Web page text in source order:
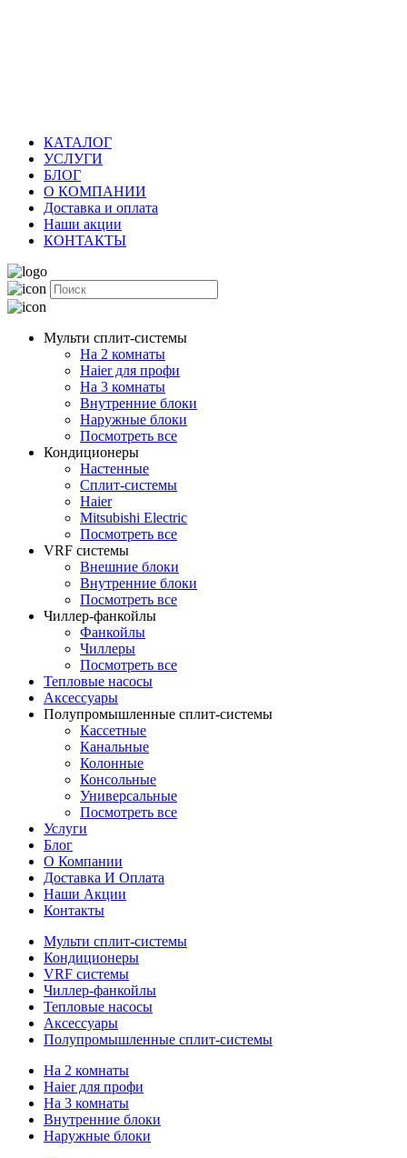
КАТАЛОГ
УСЛУГИ
БЛОГ
О КОМПАНИИ
Доставка и оплата
Наши акции
КОНТАКТЫ
Мульти сплит-системы
На 2 комнаты
Haier для профи
На 3 комнаты
Внутренние блоки
Наружные блоки
Посмотреть все
Кондиционеры
Настенные
Сплит-системы
Haier
Mitsubishi Electric
Посмотреть все
VRF системы
Внешние блоки
Внутренние блоки
Посмотреть все
Чиллер-фанкойлы
Фанкойлы
Чиллеры
Посмотреть все
Тепловые насосы
Аксессуары
Полупромышленные сплит-системы
Кассетные
Канальные
Колонные
Консольные
Универсальные
Посмотреть все
Услуги
Блог
О Компании
Доставка И Оплата
Наши Акции
Контакты
Мульти сплит-системы
Кондиционеры
VRF системы
Чиллер-фанкойлы
Тепловые насосы
Аксессуары
Полупромышленные сплит-системы
На 2 комнаты
Haier для профи
На 3 комнаты
Внутренние блоки
Наружные блоки